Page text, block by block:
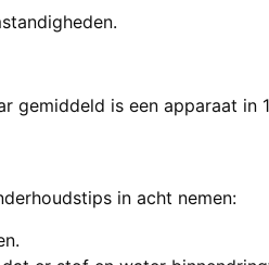
gemiddeld is een apparaat in
in acht nemen: